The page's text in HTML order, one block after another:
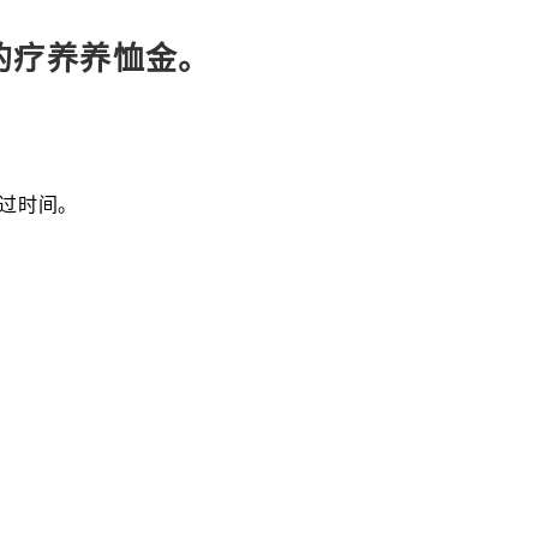
养养恤金。
时间。